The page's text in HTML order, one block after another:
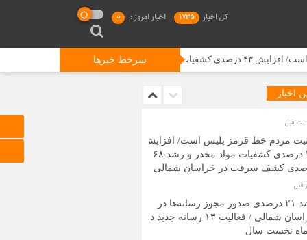
کل اخبار 1735 اخبار امروز : 0
سرخط خبرها
اخبار
مردم خط قرمز پلیس است/ افزایش
۴۳ درصدی کشفیات مواد مخدر و رشد ۶۸
کشف سرقت در خراسان شمالی
رشد ۲۱ درصدی صدور مجوز رسانه‌ها در
خراسان شمالی / فعالیت ۱۳ رسانه جدید در